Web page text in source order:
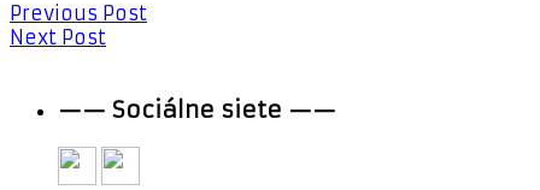
Previous Post
Next Post
—— Sociálne siete ——